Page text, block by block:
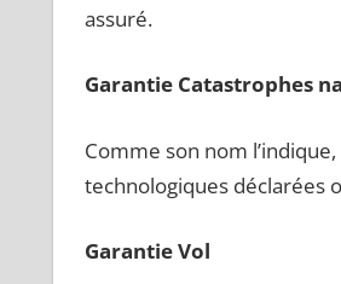
assuré.
Garantie Catastrophes
Comme son nom
technologiques
Garantie Vol